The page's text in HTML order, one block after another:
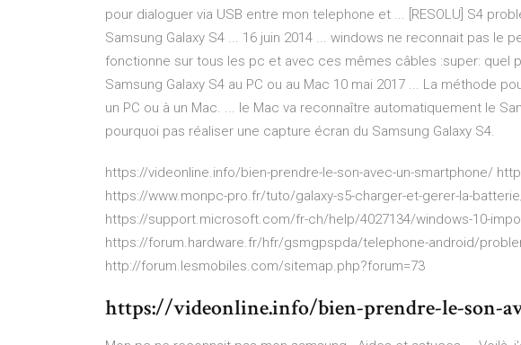
pour dialoguer via USB entre mon telephone et ... [RESOLU] S4
Samsung Galaxy S4 ... 16 juin 2014 ... windows ne reconnait pas le
fonctionne sur tous les pc et avec ces mêmes câbles :super: quel
Samsung Galaxy S4 au PC ou au Mac 10 mai 2017 ... La méthode
un PC ou à un Mac. ... le Mac va reconnaître automatiquement le
pourquoi pas réaliser une capture écran du Samsung Galaxy S4.
https://videonline.info/bien-prendre-le-son-avec-un-smartphone/
https://www.monpc-pro.fr/tuto/galaxy-s5-charger-et-gerer-la-
https://support.microsoft.com/fr-ch/help/4027134/windows-10-
https://forum.hardware.fr/hfr/gsmgpspda/telephone-android/
http://forum.lesmobiles.com/sitemap.php?forum=73
https://videonline.info/bien-prendre-le-son-